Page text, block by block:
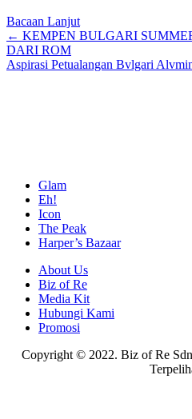
Bacaan Lanjut
Posts
navigation
← KEMPEN BULGARI
DARI ROM
Aspirasi Petualangan Bvlgari
Glam
Eh!
Icon
The Peak
Harper’s Bazaar
About Us
Biz of Re
Media Kit
Hubungi Kami
Promosi
Copyright © 2022. Biz of Re